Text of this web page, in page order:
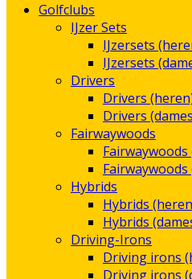
Golfclubs
IJzer Sets
IJzersets
IJzersets
Drivers
Drivers
Drivers
Fairwaywoods
Fairwaywoods
Hybrids
Hybrids
Hybrids
Driving-Irons
Driving irons
Driving irons